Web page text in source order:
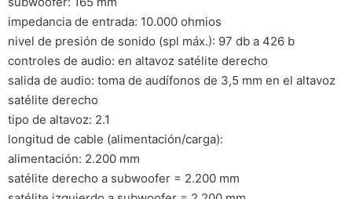
impedancia de entrada: 10.000 ohmios
nivel de presión de sonido (spl máx.): 97 db a 426 b
controles de audio: en altavoz satélite derecho
salida de audio: toma de audífonos de 3,5 mm en el altavoz
satélite derecho
tipo de altavoz: 2.1
longitud de cable (alimentación/carga):
alimentación: 2.200 mm
satélite derecho a subwoofer = 2.200 mm